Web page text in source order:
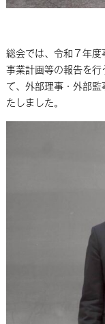
総会では、令和７年
事業計画等の報告を行
て、外部理事・外部
たしました。